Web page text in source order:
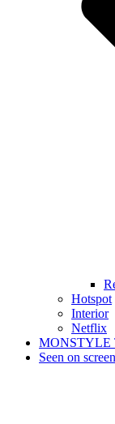
Hotspot
Interior
Netflix
MONSTYLE
Seen on screen